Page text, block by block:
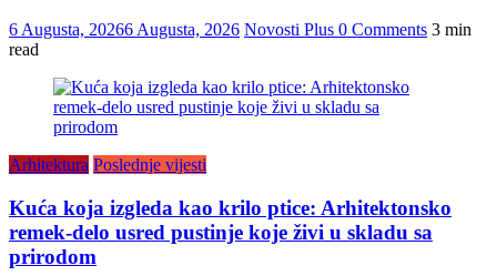
6 Augusta, 20266 Augusta, 2026 Novosti Plus 0 Comments 3 min
read
Arhitektura Poslednje vijesti
Kuća koja izgleda kao krilo ptice: Arhitektonsko
remek-delo usred pustinje koje živi u skladu sa
prirodom